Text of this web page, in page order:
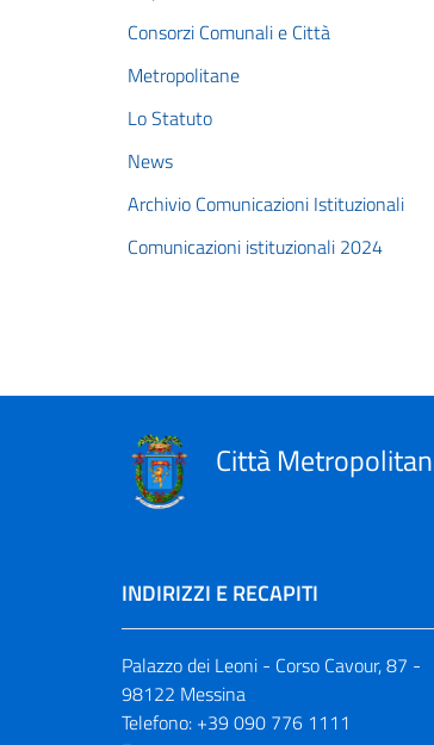
Consorzi Comunali e Città
Metropolitane
Lo Statuto
News
Archivio Comunicazioni Istituzionali
Comunicazioni istituzionali 2024
Città
INDIRIZZI E RECAPITI
Palazzo dei Leoni - Corso Cavour, 87 -
98122 Messina
Telefono: +39 090 776 1111